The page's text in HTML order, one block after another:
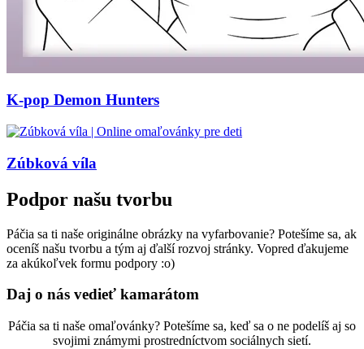
K-pop Demon Hunters
Zúbková víla
Podpor našu tvorbu
Páčia sa ti naše originálne obrázky na vyfarbovanie? Potešíme sa, ak
oceníš našu tvorbu a tým aj ďalší rozvoj stránky. Vopred ďakujeme
za akúkoľvek formu podpory :o)
Daj o nás vedieť kamarátom
Páčia sa ti naše omaľovánky? Potešíme sa, keď sa o ne podelíš aj so
svojimi známymi prostredníctvom sociálnych sietí.